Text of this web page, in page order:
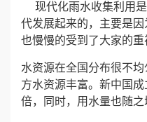
品
中
心
现代化雨水收集利用
代发展起来的，主要是因
也慢慢的受到了大家的重
水资源在全国分布很不
方水资源丰富。新中国
倍，同时，用水量也随之